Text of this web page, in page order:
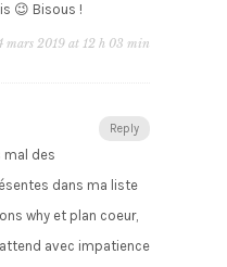
😉 Bisous !
mars 2019 at 12 h 03 min
Reply
mal des
dans ma liste
why et plan coeur,
avec impatience